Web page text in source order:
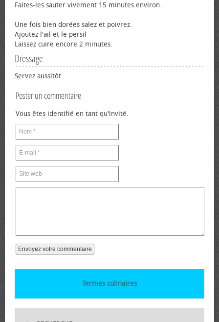
Faites-les sauter vivement 15 minutes environ.
Une fois bien dorées salez et poivrez.
Ajoutez l'ail et le persil
Laissez cuire encore 2 minutes.
Dressage
Servez aussitôt.
Poster un commentaire
Vous êtes identifié en tant qu'invité.
Termes culinaires